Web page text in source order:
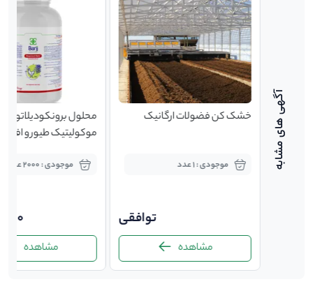
خشک کن فضولات ارگانیک
موجودی : 1 عدد
توافقی
مشاهده
محلول برونکودیلاتور
موکولیتیک طیور و
موجودی : 2000 عدد
مشاهده